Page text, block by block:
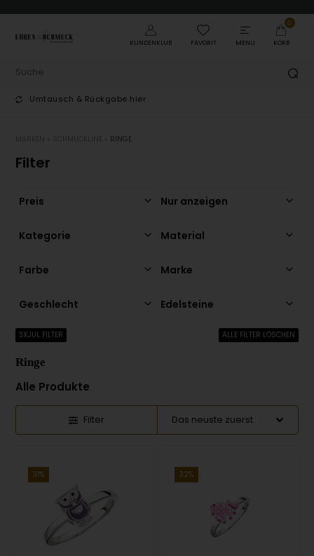
KUNDENKLUB FAVORIT MENU
0
KORB
Umtausch & Rückgabe hier
RINGE
Filter
Preis Nur anzeigen
Kategorie Material
Farbe Marke
Geschlecht Edelsteine
SKJUL FILTER ALLE FILTER LÖSCHEN
Ringe
Alle Produkte
Filter
31% 32%